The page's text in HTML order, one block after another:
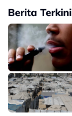
Berita Terkini